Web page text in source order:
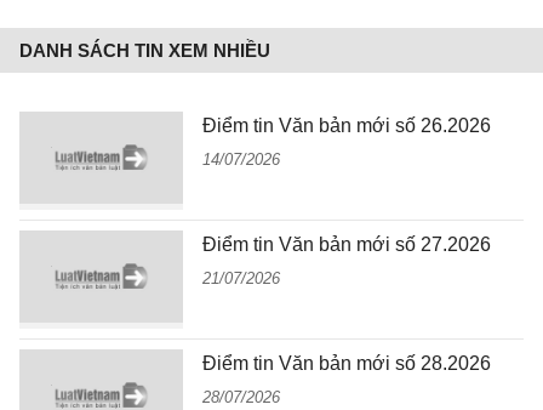
DANH SÁCH TIN XEM NHIỀU
Điểm tin Văn bản mới số 26.2026
14/07/2026
Điểm tin Văn bản mới số 27.2026
21/07/2026
Điểm tin Văn bản mới số 28.2026
28/07/2026